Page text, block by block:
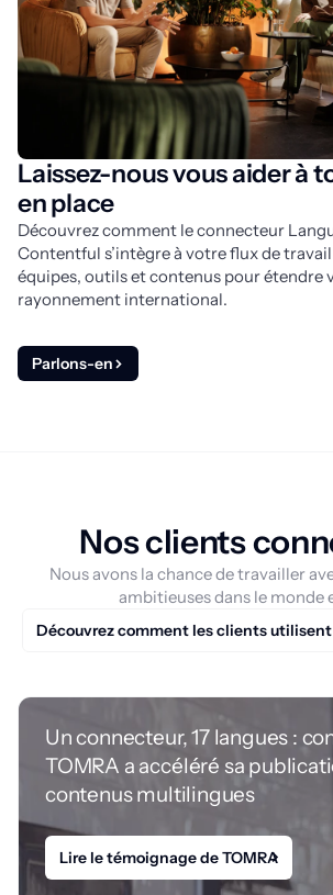
Laissez-nous vous aider à
en place
Découvrez comment le connecteur
Contentful s’intègre à votre flux de
équipes, outils et contenus pour étendre
rayonnement international.
Parlons-en
Nos clients
Nous avons la chance de travailler
ambitieuses dans le monde
Découvrez comment les clients
Un connecteur, 17 langues :
TOMRA a accéléré sa
contenus multilingues
Lire le témoignage de TOMRA